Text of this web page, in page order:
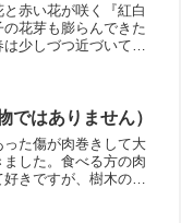
赤い花が咲く『紅白
花芽も膨らんできた
少しづつ近づいてき
ではありません）
た傷が肉巻きして大
した。食べる方の肉
きですが、樹木の傷